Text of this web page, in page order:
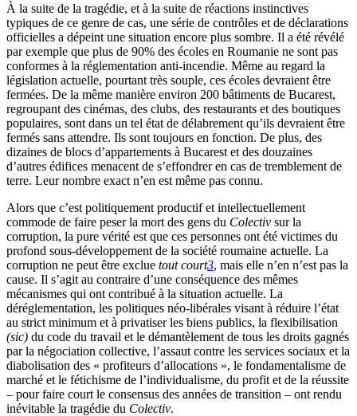
À la suite de la tragédie, et à la suite de réactions instinctives
typiques de ce genre de cas, une série de contrôles et de déclarations
officielles a dépeint une situation encore plus sombre. Il a été révélé
par exemple que plus de 90% des écoles en Roumanie ne sont pas
conformes à la réglementation anti-incendie. Même au regard la
législation actuelle, pourtant très souple, ces écoles devraient être
fermées. De la même manière environ 200 bâtiments de Bucarest,
regroupant des cinémas, des clubs, des restaurants et des boutiques
populaires, sont dans un tel état de délabrement qu’ils devraient être
fermés sans attendre. Ils sont toujours en fonction. De plus, des
dizaines de blocs d’appartements à Bucarest et des douzaines
d’autres édifices menacent de s’effondrer en cas de tremblement de
terre. Leur nombre exact n’en est même pas connu.
Alors que c’est politiquement productif et intellectuellement
commode de faire peser la mort des gens du Colectiv sur la
corruption, la pure vérité est que ces personnes ont été victimes du
profond sous-développement de la société roumaine actuelle. La
corruption ne peut être exclue tout court3, mais elle n’en n’est pas la
cause. Il s’agit au contraire d’une conséquence des mêmes
mécanismes qui ont contribué à la situation actuelle. La
déréglementation, les politiques néo-libérales visant à réduire l’état
au strict minimum et à privatiser les biens publics, la flexibilisation
(sic) du code du travail et le démantèlement de tous les droits gagnés
par la négociation collective, l’assaut contre les services sociaux et la
diabolisation des « profiteurs d’allocations », le fondamentalisme de
marché et le fétichisme de l’individualisme, du profit et de la réussite
– pour faire court le consensus des années de transition – ont rendu
inévitable la tragédie du Colectiv.